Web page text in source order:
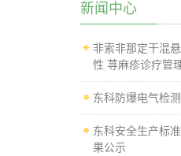
新闻中心
非索非那定干混
性 荨麻疹诊疗管
东科防爆电气检
东科安全生产标
果公示